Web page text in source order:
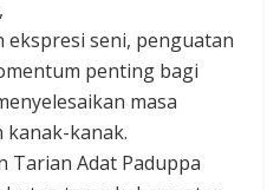
ekspresi seni, penguatan
penting bagi
masa
kanak.
Tarian Adat Paduppa